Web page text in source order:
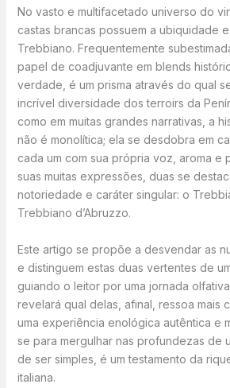
No vasto e multifacetado universo do
castas brancas possuem a ubiquidade
Trebbiano. Frequentemente
papel de coadjuvante em blends
verdade, é um prisma através do qual
incrível diversidade dos terroirs da
como em muitas grandes narrativas, a
não é monolítica; ela se desdobra em
cada um com sua própria voz, aroma e
suas muitas expressões, duas se
notoriedade e caráter singular: o
Trebbiano d’Abruzzo.
Este artigo se propõe a desvendar as
e distinguem estas duas vertentes de
guiando o leitor por uma jornada
revelará qual delas, afinal, ressoa mais
uma experiência enológica autêntica e
se para mergulhar nas profundezas de
de ser simples, é um testamento da
italiana.